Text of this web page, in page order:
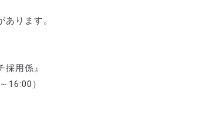
ります。
用係』
16:00）